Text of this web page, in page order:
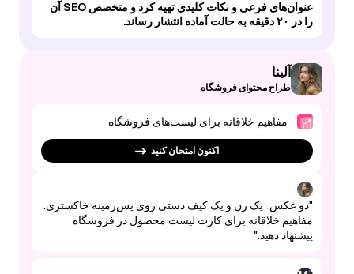
عنوان‌های فرعی و نکات کلیدی تهیه کرد و متخصص SEO آن
را در ۲۰ دقیقه به حالت آماده انتشار رساند.
آلینا
طراح محتوای فروشگاه
مفاهیم خلاقانه برای لیست‌های فروشگاه
اکنون امتحان کنید
"دو عکس: یک زن و یک کیف دستی روی پس‌زمینه خاکستری.
مفاهیم خلاقانه برای کارت لیست محصول در فروشگاه
پیشنهاد دهید."